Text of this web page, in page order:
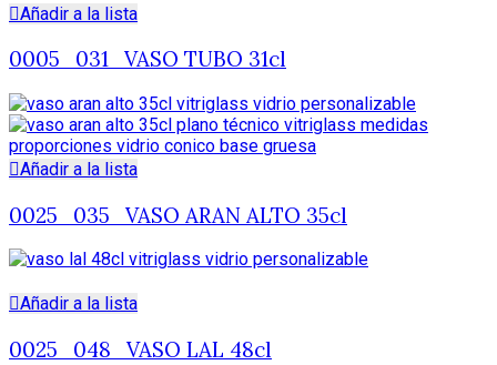
Añadir a la lista
0005_031_VASO TUBO 31cl
Añadir a la lista
0025_035_VASO ARAN ALTO 35cl
Añadir a la lista
0025_048_VASO LAL 48cl